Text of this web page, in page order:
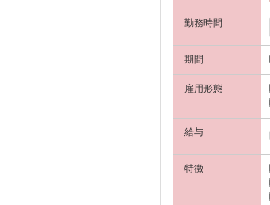
勤務時間
期間
雇用形態
給与
特徴